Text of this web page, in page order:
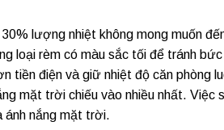
lượng nhiệt không mong muốn
loại rèm có màu sắc tối để tránh
tiền điện và giữ nhiệt độ căn
mặt trời chiếu vào nhiều nhất.
ánh nắng mặt trời.